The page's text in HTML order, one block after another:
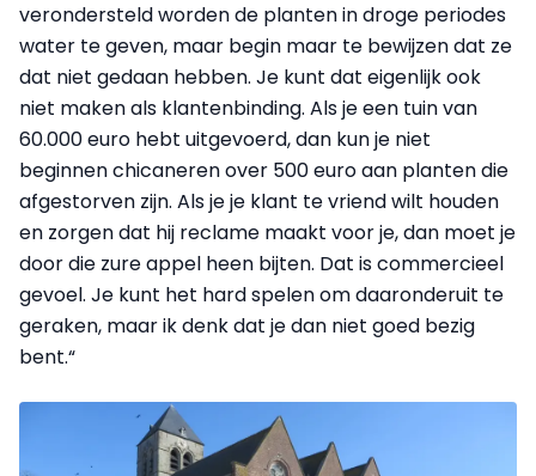
verondersteld worden de planten in droge periodes
water te geven, maar begin maar te bewijzen dat ze
dat niet gedaan hebben. Je kunt dat eigenlijk ook
niet maken als klantenbinding. Als je een tuin van
60.000 euro hebt uitgevoerd, dan kun je niet
beginnen chicaneren over 500 euro aan planten die
afgestorven zijn. Als je je klant te vriend wilt houden
en zorgen dat hij reclame maakt voor je, dan moet je
door die zure appel heen bijten. Dat is commercieel
gevoel. Je kunt het hard spelen om daaronderuit te
geraken, maar ik denk dat je dan niet goed bezig
bent.“